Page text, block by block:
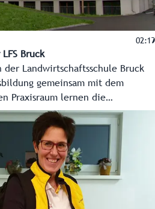
02:19
Bruck
der Landwirtschaftsschule Bruck
gemeinsam mit dem
Praxisraum lernen die
worum es in der Pflege geht.